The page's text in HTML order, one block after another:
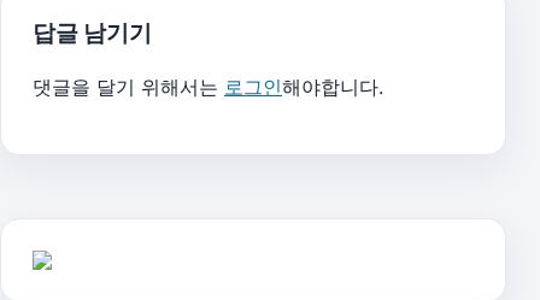
답글 남기기
댓글을 달기 위해서는 로그인해야합니다.